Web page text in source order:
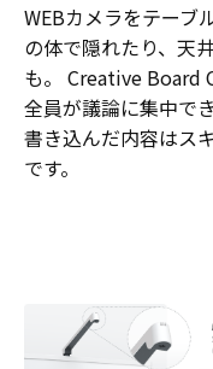
WEBカメラをテーブ
の体で隠れたり、天
も。 Creative Board
全員が議論に集中でき
書き込んだ内容はス
です。